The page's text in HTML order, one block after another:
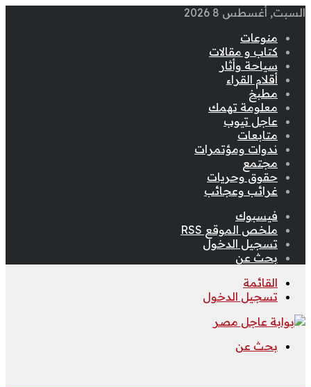
السبت, أغسطس 8 2026
منوعات
كتاب و مقالات
سياحة وأثار
أقلام القراء
مطبخ
معلومة تهمك
عاجل تيوب
متابعات
ندوات ومؤتمرات
مجتمع
حقوق وحريات
غرائب وعجائب
فيسبوك
ملخص الموقع RSS
تسجيل الدخول
بحث عن
القائمة
تسجيل الدخول
بحث عن